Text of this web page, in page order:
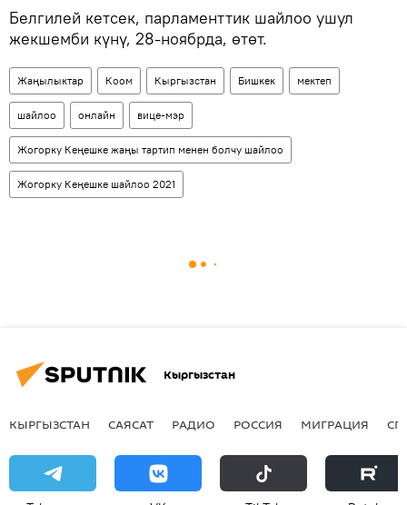
Белгилей кетсек, парламенттик шайлоо ушул
жекшемби күнү, 28-ноябрда, өтөт.
Жаңылыктар Коом Кыргызстан Бишкек мектеп
шайлоо онлайн вице-мэр
Жогорку Кеңешке жаңы тартип менен болчу шайлоо
Жогорку Кеңешке шайлоо 2021
Кыргызстан
КЫРГЫЗСТАН САЯСАТ РАДИО РОССИЯ МИГРАЦИЯ